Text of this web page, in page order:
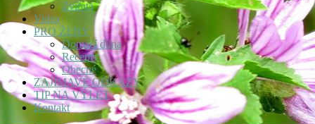
Zvířata
Videa
PRO ŽENY
Domácí dílna
Recepty
Obecné
ZAJÍMAVÉ ODKAZY
TIP NA VÝLET
Kontakt